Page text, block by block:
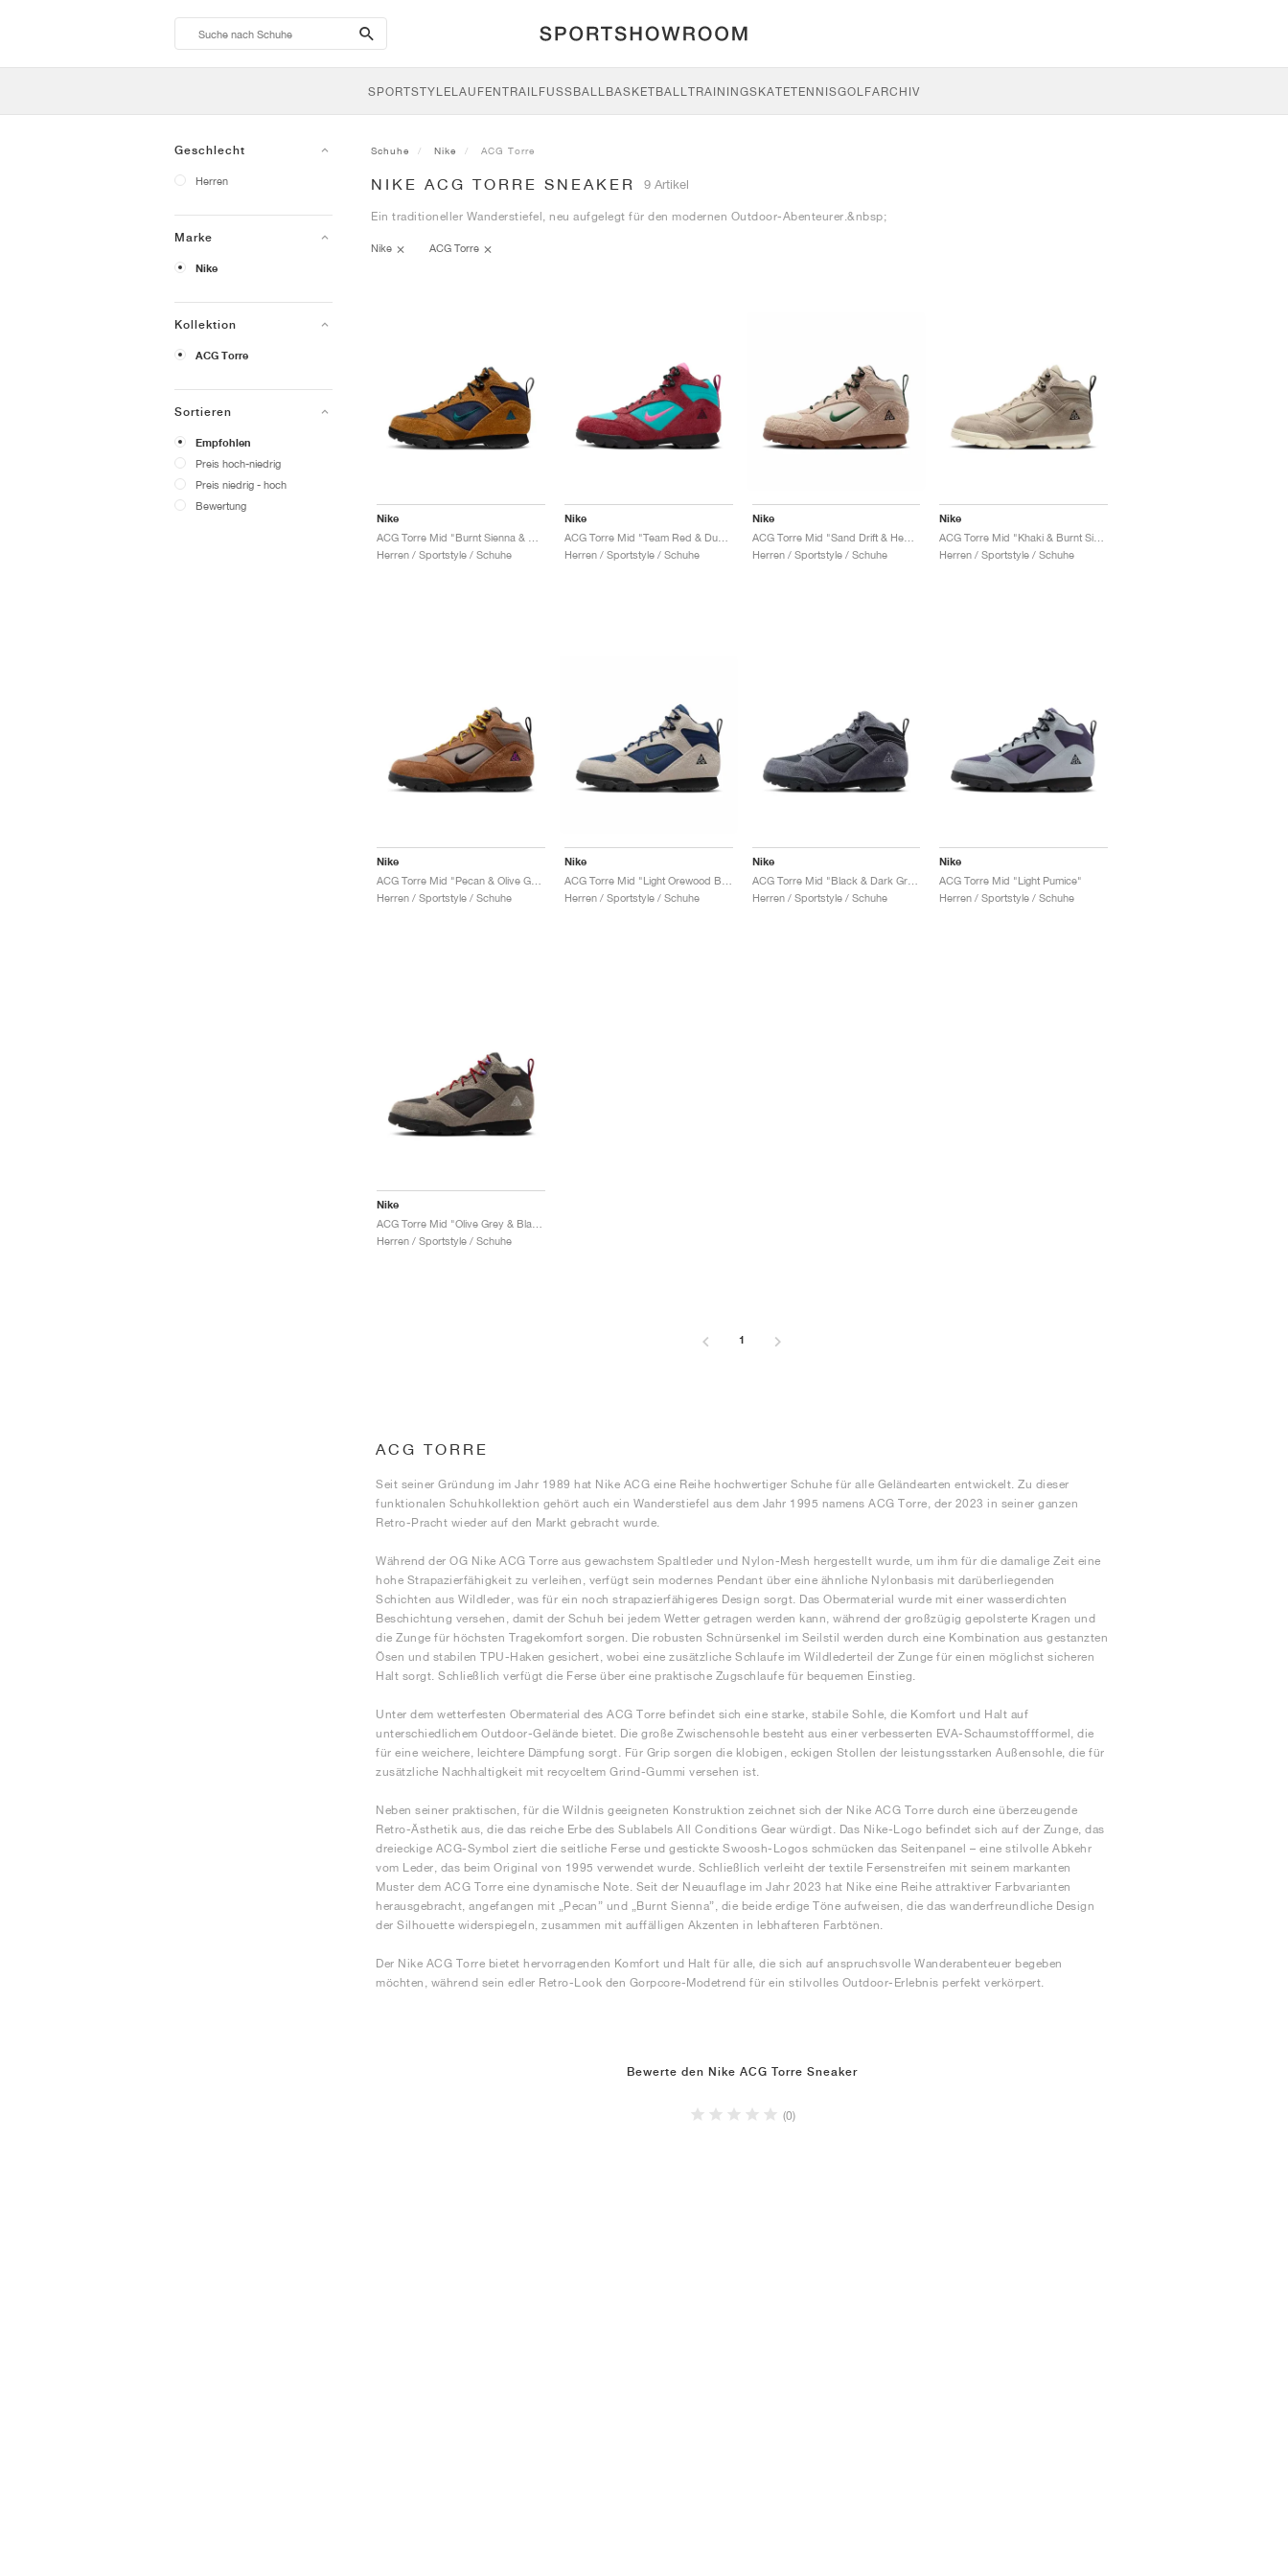
search-
btn
SPORTSTYLELAUFENTRAILFUSSBALL BASKETBALLTRAININGSKATETENNISGOLFARCHIV
Geschlecht
Herren
Marke
Nike
Kollektion
ACG Torre
Sortieren
Empfohlen
Preis hoch-niedrig
Preis niedrig - hoch
Bewertung
Schuhe Nike ACG Torre
NIKE ACG TORRE SNEAKER 9 Artikel
Ein traditioneller Wanderstiefel, neu aufgelegt für den modernen Outdoor-Abenteurer.&nbsp;
Nike ACG Torre
Nike
Herren / Sportstyle / Schuhe
Nike
ACG Torre Mid "Team Red & Dusty Cactus"
Herren / Sportstyle / Schuhe
Nike
ACG Torre Mid "Sand Drift & Hemp"
Herren / Sportstyle / Schuhe
Nike
Herren / Sportstyle / Schuhe
Nike
Herren / Sportstyle / Schuhe
Nike
Herren / Sportstyle / Schuhe
Nike
ACG Torre Mid "Black & Dark Grey"
Herren / Sportstyle / Schuhe
Nike
ACG Torre Mid "Light Pumice"
Herren / Sportstyle / Schuhe
Nike
Herren / Sportstyle / Schuhe
1
ACG TORRE
Seit seiner Gründung im Jahr 1989 hat Nike ACG eine Reihe hochwertiger Schuhe für alle Geländearten entwickelt. Zu dieser
funktionalen Schuhkollektion gehört auch ein Wanderstiefel aus dem Jahr 1995 namens ACG Torre, der 2023 in seiner ganzen
Retro-Pracht wieder auf den Markt gebracht wurde.
Während der OG Nike ACG Torre aus gewachstem Spaltleder und Nylon-Mesh hergestellt wurde, um ihm für die damalige Zeit eine
hohe Strapazierfähigkeit zu verleihen, verfügt sein modernes Pendant über eine ähnliche Nylonbasis mit darüberliegenden
Schichten aus Wildleder, was für ein noch strapazierfähigeres Design sorgt. Das Obermaterial wurde mit einer wasserdichten
Beschichtung versehen, damit der Schuh bei jedem Wetter getragen werden kann, während der großzügig gepolsterte Kragen und
die Zunge für höchsten Tragekomfort sorgen. Die robusten Schnürsenkel im Seilstil werden durch eine Kombination aus gestanzten
Ösen und stabilen TPU-Haken gesichert, wobei eine zusätzliche Schlaufe im Wildlederteil der Zunge für einen möglichst sicheren
Halt sorgt. Schließlich verfügt die Ferse über eine praktische Zugschlaufe für bequemen Einstieg.
Unter dem wetterfesten Obermaterial des ACG Torre befindet sich eine starke, stabile Sohle, die Komfort und Halt auf
unterschiedlichem Outdoor-Gelände bietet. Die große Zwischensohle besteht aus einer verbesserten EVA-Schaumstoffformel, die
für eine weichere, leichtere Dämpfung sorgt. Für Grip sorgen die klobigen, eckigen Stollen der leistungsstarken Außensohle, die für
zusätzliche Nachhaltigkeit mit recyceltem Grind-Gummi versehen ist.
Neben seiner praktischen, für die Wildnis geeigneten Konstruktion zeichnet sich der Nike ACG Torre durch eine überzeugende
Retro-Ästhetik aus, die das reiche Erbe des Sublabels All Conditions Gear würdigt. Das Nike-Logo befindet sich auf der Zunge, das
dreieckige ACG-Symbol ziert die seitliche Ferse und gestickte Swoosh-Logos schmücken das Seitenpanel – eine stilvolle Abkehr
vom Leder, das beim Original von 1995 verwendet wurde. Schließlich verleiht der textile Fersenstreifen mit seinem markanten
Muster dem ACG Torre eine dynamische Note. Seit der Neuauflage im Jahr 2023 hat Nike eine Reihe attraktiver Farbvarianten
herausgebracht, angefangen mit „Pecan” und „Burnt Sienna”, die beide erdige Töne aufweisen, die das wanderfreundliche Design
der Silhouette widerspiegeln, zusammen mit auffälligen Akzenten in lebhafteren Farbtönen.
Der Nike ACG Torre bietet hervorragenden Komfort und Halt für alle, die sich auf anspruchsvolle Wanderabenteuer begeben
möchten, während sein edler Retro-Look den Gorpcore-Modetrend für ein stilvolles Outdoor-Erlebnis perfekt verkörpert.
Bewerte den Nike ACG Torre Sneaker
(0)